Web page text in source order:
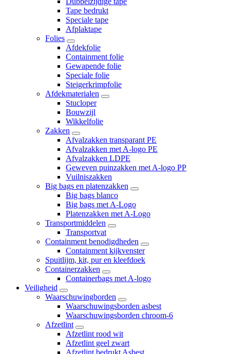
Tape bedrukt
Speciale tape
Afplaktape
Folies
Afdekfolie
Containment folie
Gewapende folie
Speciale folie
Steigerkrimpfolie
Afdekmaterialen
Stucloper
Bouwzijl
Wikkelfolie
Zakken
Afvalzakken transparant PE
Afvalzakken met A-logo PE
Afvalzakken LDPE
Geweven puinzakken met A-logo PP
Vuilniszakken
Big bags en platenzakken
Big bags blanco
Big bags met A-Logo
Platenzakken met A-Logo
Transportmiddelen
Transportvat
Containment benodigdheden
Containment kijkvenster
Spuitlijm, kit, pur en kleefdoek
Containerzakken
Containerbags met A-logo
Veiligheid
Waarschuwingborden
Waarschuwingsborden asbest
Waarschuwingsborden chroom-6
Afzetlint
Afzetlint rood wit
Afzetlint geel zwart